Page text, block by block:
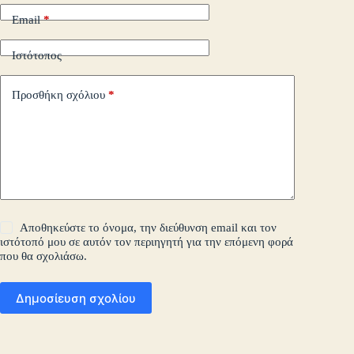
Email*
Ιστότοπος
Προσθήκη σχόλιου *
Αποθηκεύστε το όνομα, την διεύθυνση email και τον
ιστότοπό μου σε αυτόν τον περιηγητή για την επόμενη φορά
που θα σχολιάσω.
Δημοσίευση σχολίου